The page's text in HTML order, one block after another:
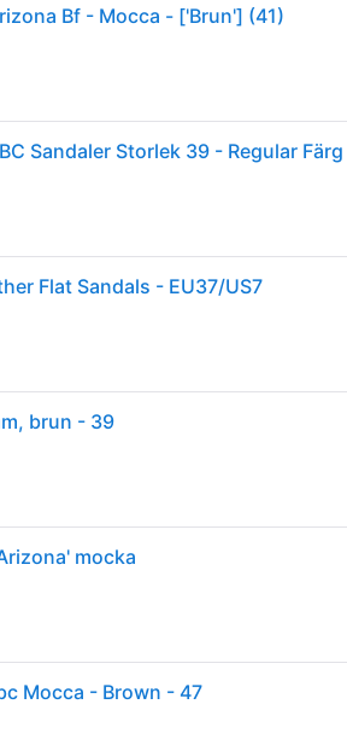
Bf - Mocca - ['Brun'] (41)
Flat Sandals - EU37/US7
brun - 39
mocka
Mocca - Brown - 47